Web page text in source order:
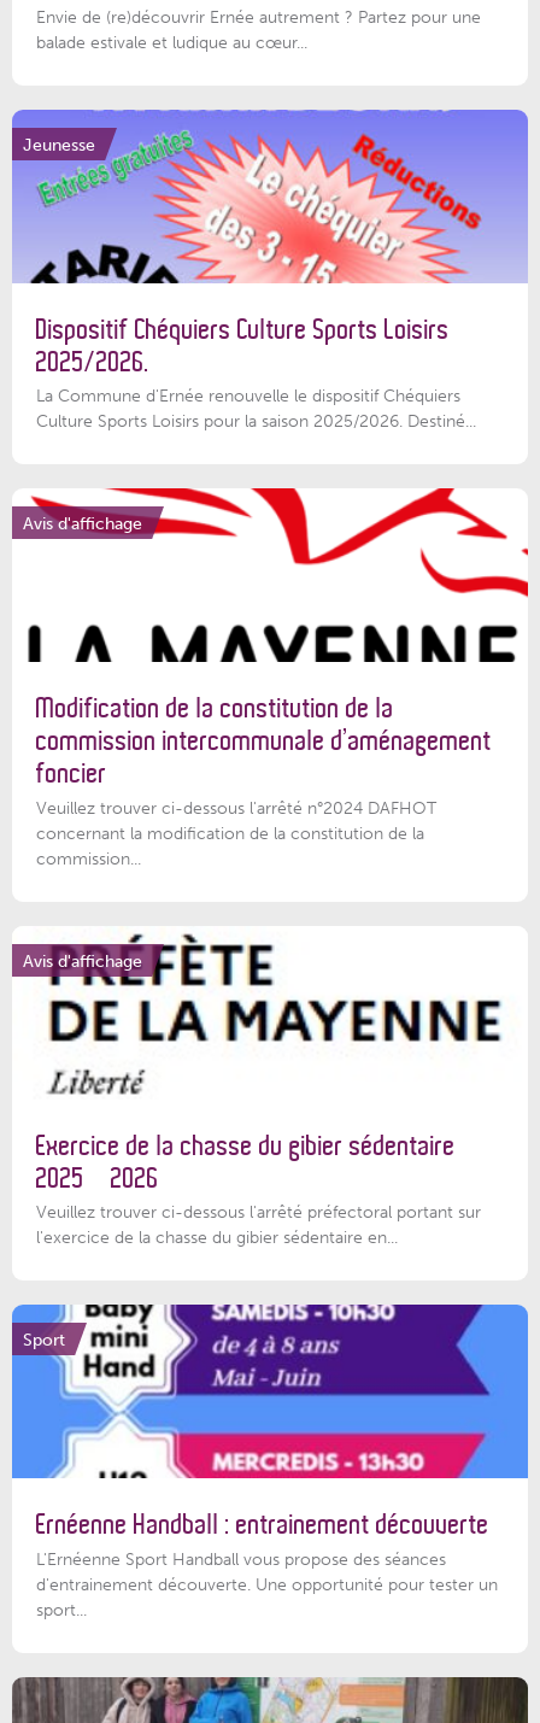
Envie de (re)découvrir Ernée autrement ? Partez pour une
balade estivale et ludique au cœur...
Jeunesse
Dispositif Chéquiers Culture Sports Loisirs
2025/2026.
La Commune d'Ernée renouvelle le dispositif Chéquiers
Culture Sports Loisirs pour la saison 2025/2026. Destiné...
Avis d'affichage
Modification de la constitution de la
commission intercommunale d’aménagement
foncier
Veuillez trouver ci-dessous l'arrêté n°2024 DAFHOT
concernant la modification de la constitution de la
commission...
Avis d'affichage
Exercice de la chasse du gibier sédentaire
2025 – 2026
Veuillez trouver ci-dessous l'arrêté préfectoral portant sur
l'exercice de la chasse du gibier sédentaire en...
Sport
Ernéenne Handball : entrainement découverte
L'Ernéenne Sport Handball vous propose des séances
d'entrainement découverte. Une opportunité pour tester un
sport...